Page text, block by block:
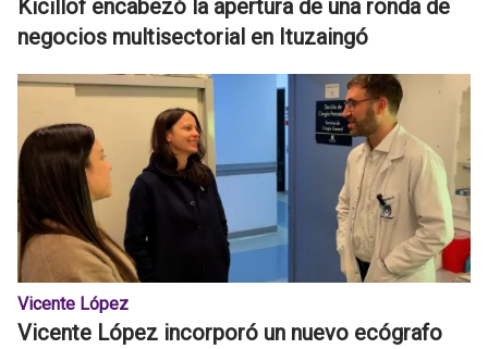
Kicillof encabezó la apertura de una ronda de
negocios multisectorial en Ituzaingó
Vicente López
Vicente López incorporó un nuevo ecógrafo